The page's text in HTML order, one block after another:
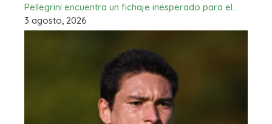
Pellegrini encuentra un fichaje inesperado para el…
3 agosto, 2026